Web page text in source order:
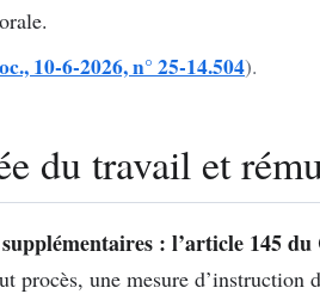
10-6-2026, n° 25-14.504).
du travail et
: l’article 145
procès, une mesure d’instruction